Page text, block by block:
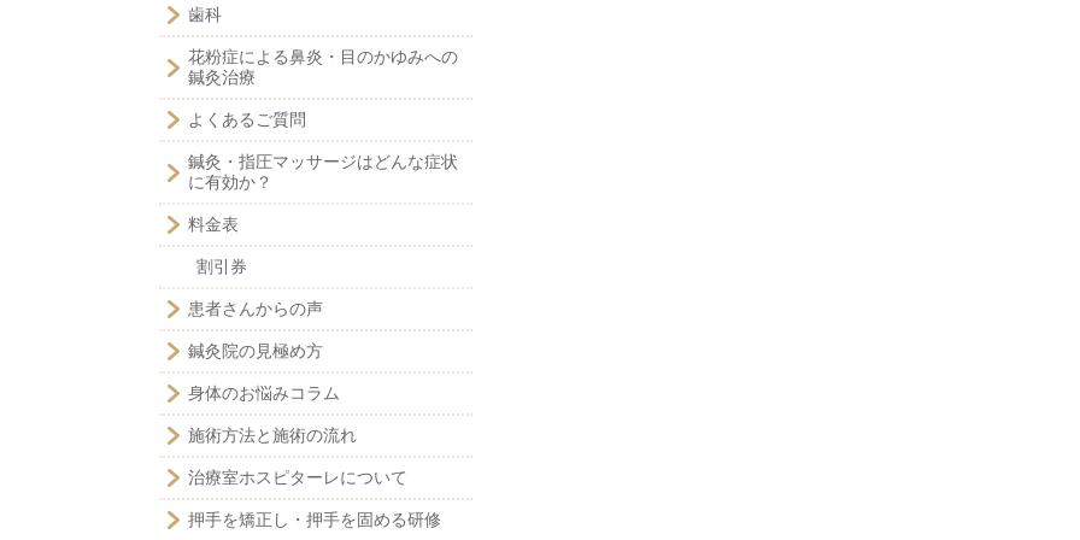
歯科
花粉症による鼻炎・目のかゆみへの
鍼灸治療
よくあるご質問
鍼灸・指圧マッサージはどんな症状
に有効か？
料金表
割引券
患者さんからの声
鍼灸院の見極め方
身体のお悩みコラム
施術方法と施術の流れ
治療室ホスピターレについて
押手を矯正し・押手を固める研修